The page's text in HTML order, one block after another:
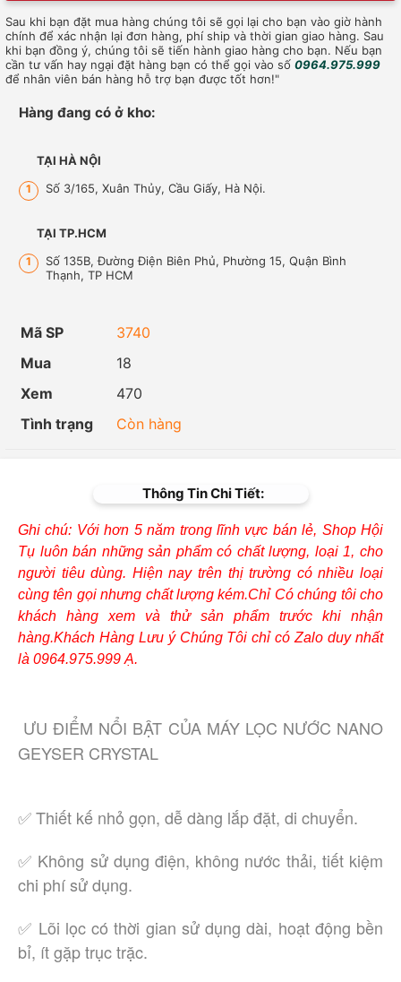
Sau khi bạn đặt mua hàng chúng tôi sẽ gọi lại cho bạn vào giờ hành
chính để xác nhận lại đơn hàng, phí ship và thời gian giao hàng. Sau
khi bạn đồng ý, chúng tôi sẽ tiến hành giao hàng cho bạn. Nếu bạn
cần tư vấn hay ngại đặt hàng bạn có thể gọi vào số 0964.975.999
để nhân viên bán hàng hỗ trợ bạn được tốt hơn!"
Hàng đang có ở kho:
TẠI HÀ NỘI
1 Số 3/165, Xuân Thủy, Cầu Giấy, Hà Nội.
TẠI TP.HCM
1
Số 135B, Đường Điện Biên Phủ, Phường 15, Quận Bình
Thạnh, TP HCM
Mã SP
3740
Mua
18
Xem
470
Tình trạng
Còn hàng
Thông Tin Chi Tiết:
Ghi chú: Với hơn 5 năm trong lĩnh vực bán lẻ, Shop Hội
Tụ luôn bán những sản phẩm có chất lượng, loại 1, cho
người tiêu dùng. Hiện nay trên thị trường có nhiều loại
cùng tên gọi nhưng chất lượng kém.Chỉ Có chúng tôi cho
khách hàng xem và thử sản phẩm trước khi nhận
hàng.Khách Hàng Lưu ý Chúng Tôi chỉ có Zalo duy nhất
là 0964.975.999 Ạ.
ƯU ĐIỂM NỔI BẬT CỦA MÁY LỌC NƯỚC NANO
GEYSER CRYSTAL
✅ Thiết kế nhỏ gọn, dễ dàng lắp đặt, di chuyển.
✅ Không sử dụng điện, không nước thải, tiết kiệm
chi phí sử dụng.
✅ Lõi lọc có thời gian sử dụng dài, hoạt động bền
bỉ, ít gặp trục trặc.